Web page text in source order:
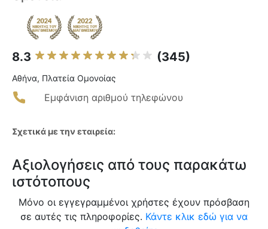
8.3 (345)
Αθήνα, Πλατεία Ομονοίας
Εμφάνιση αριθμού τηλεφώνου
Σχετικά με την εταιρεία:
Αξιολογήσεις από τους παρακάτω
ιστότοπους
Μόνο οι εγγεγραμμένοι χρήστες έχουν πρόσβαση
σε αυτές τις πληροφορίες. Κάντε κλικ εδώ για να